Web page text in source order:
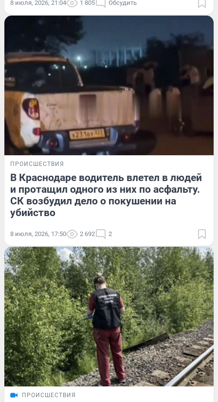
8 июля, 2026, 21:04 1 805 Обсудить
ПРОИСШЕСТВИЯ
В Краснодаре водитель влетел в людей
и протащил одного из них по асфальту.
СК возбудил дело о покушении на
убийство
8 июля, 2026, 17:50 2 692 2
ПРОИСШЕСТВИЯ